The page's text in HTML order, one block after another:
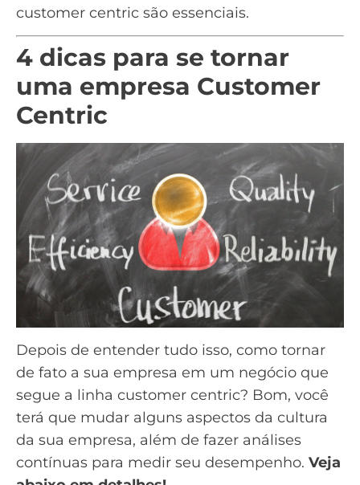
customer centric são essenciais.
4 dicas para se tornar
uma empresa Customer
Centric
Depois de entender tudo isso, como tornar
de fato a sua empresa em um negócio que
segue a linha customer centric? Bom, você
terá que mudar alguns aspectos da cultura
da sua empresa, além de fazer análises
contínuas para medir seu desempenho. Veja